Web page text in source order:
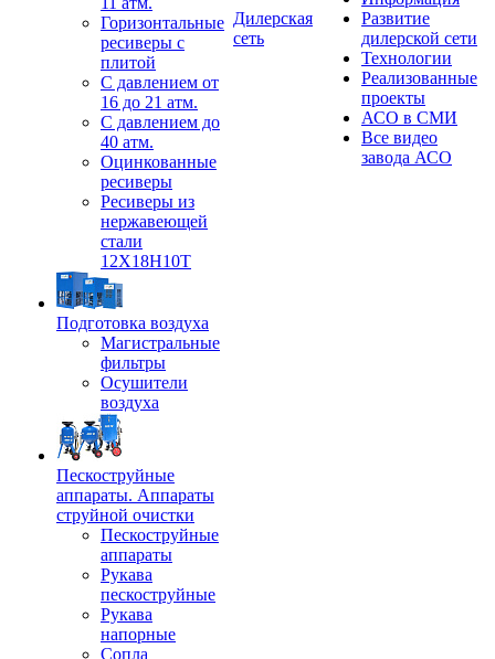
Горизонтальные
ресиверы с
плитой
С давлением от
16 до 21 атм.
С давлением до
40 атм.
Оцинкованные
ресиверы
Ресиверы из
нержавеющей
стали
12Х18Н10Т
Подготовка воздуха
Магистральные
фильтры
Осушители
воздуха
Пескоструйные
аппараты. Аппараты
струйной очистки
Пескоструйные
аппараты
Рукава
пескоструйные
Рукава
напорные
Сопла
Дилерская
сеть
Развитие
дилерской сети
Технологии
Реализованные
проекты
АСО в СМИ
Все видео
завода АСО